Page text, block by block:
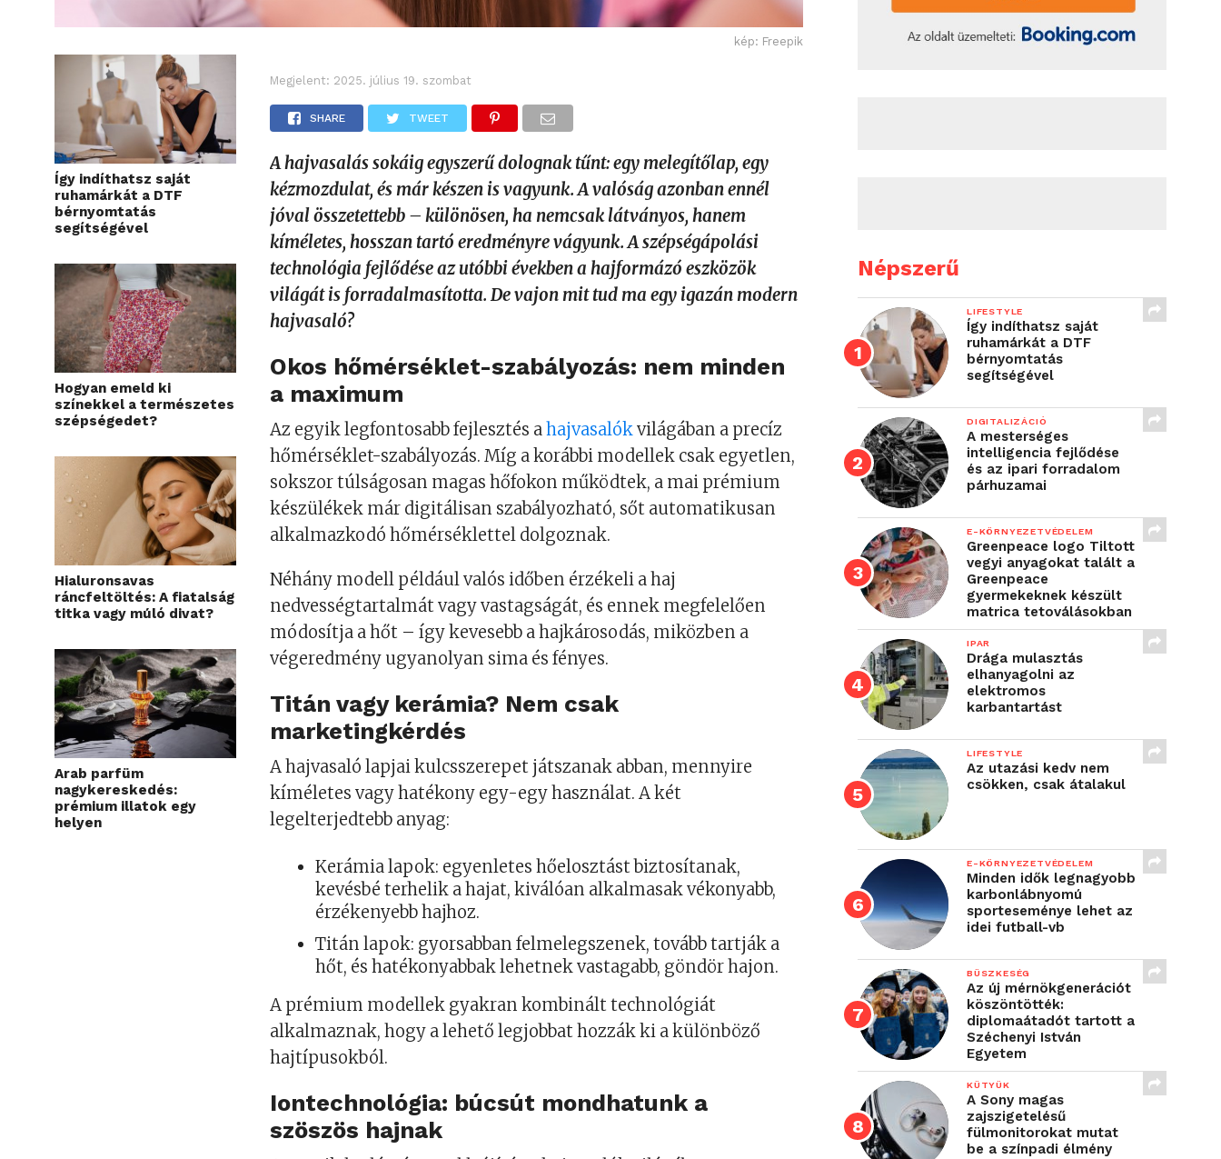
Így indíthatsz saját
ruhamárkát a DTF
bérnyomtatás
segítségével
Hogyan emeld ki
színekkel a természetes
szépségedet?
Hialuronsavas
ráncfeltöltés: A fiatalság
titka vagy múló divat?
Arab parfüm
nagykereskedés:
prémium illatok egy
helyen
kép: Freepik
Megjelent: 2025. július 19. szombat
SHARE TWEET
A hajvasalás sokáig egyszerű dolognak tűnt: egy melegítőlap, egy
kézmozdulat, és már készen is vagyunk. A valóság azonban ennél
jóval összetettebb – különösen, ha nemcsak látványos, hanem
kíméletes, hosszan tartó eredményre vágyunk. A szépségápolási
technológia fejlődése az utóbbi években a hajformázó eszközök
világát is forradalmasította. De vajon mit tud ma egy igazán modern
hajvasaló?
Okos hőmérséklet-szabályozás: nem minden
a maximum
Az egyik legfontosabb fejlesztés ahajvasalók világában a precíz
hőmérséklet-szabályozás. Míg a korábbi modellek csak egyetlen,
sokszor túlságosan magas hőfokon működtek, a mai prémium
készülékek már digitálisan szabályozható, sőt automatikusan
alkalmazkodó hőmérséklettel dolgoznak.
Néhány modell például valós időben érzékeli a haj
nedvességtartalmát vagy vastagságát, és ennek megfelelően
módosítja a hőt – így kevesebb a hajkárosodás, miközben a
végeredmény ugyanolyan sima és fényes.
Titán vagy kerámia? Nem csak
marketingkérdés
A hajvasaló lapjai kulcsszerepet játszanak abban, mennyire
kíméletes vagy hatékony egy-egy használat. A két
legelterjedtebb anyag:
Kerámia lapok: egyenletes hőelosztást biztosítanak,
kevésbé terhelik a hajat, kiválóan alkalmasak vékonyabb,
érzékenyebb hajhoz.
Titán lapok: gyorsabban felmelegszenek, tovább tartják a
hőt, és hatékonyabbak lehetnek vastagabb, göndör hajon.
A prémium modellek gyakran kombinált technológiát
alkalmaznak, hogy a lehető legjobbat hozzák ki a különböző
hajtípusokból.
Iontechnológia: búcsút mondhatunk a
szöszös hajnak
Népszerű
LIFESTYLE
Így indíthatsz saját
ruhamárkát a DTF
bérnyomtatás
segítségével
DIGITALIZÁCIÓ
A mesterséges
intelligencia fejlődése
és az ipari forradalom
párhuzamai
E-KÖRNYEZETVÉDELEM
Greenpeace logo Tiltott
vegyi anyagokat talált a
Greenpeace
gyermekeknek készült
matrica tetoválásokban
IPAR
Drága mulasztás
elhanyagolni az
elektromos
karbantartást
LIFESTYLE
Az utazási kedv nem
csökken, csak átalakul
E-KÖRNYEZETVÉDELEM
Minden idők legnagyobb
karbonlábnyomú
sporteseménye lehet az
idei futball-vb
BÜSZKESÉG
Az új mérnökgenerációt
köszöntötték:
diplomaátadót tartott a
Széchenyi István
Egyetem
KÜTYÜK
A Sony magas
zajszigetelésű
fülmonitorokat mutat
be a színpadi élmény